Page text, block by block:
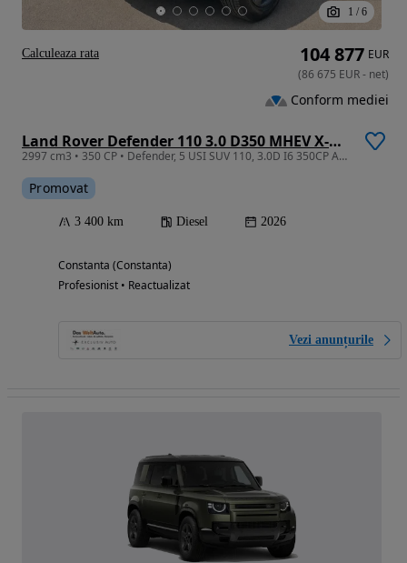
1 / 6
Land Rover Defender 110 3.0 D350 MHEV X-Dynamic HSE
2997 cm3 • 350 CP • Defender, 5 USI SUV 110, 3.0D I6 350CP AWD Auto MHEV, X-Dynamic HSE
Promovat
3 400 km Diesel 2026
Constanta (Constanta)
Profesionist • Reactualizat
Vezi anunțurile
104 877 EUR
(86 675 EUR- net)
Conform mediei
Calculeaza rata